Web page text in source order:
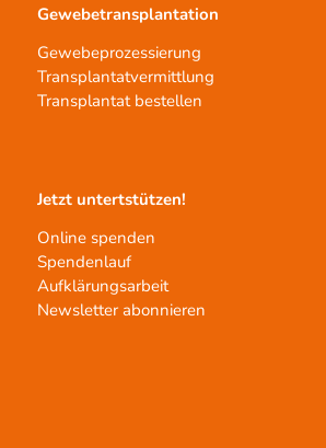
Gewebetransplantation
Gewebeprozessierung
Transplantatvermittlung
Transplantat bestellen
Jetzt untertstützen!
Online spenden
Spendenlauf
Aufklärungsarbeit
Newsletter abonnieren